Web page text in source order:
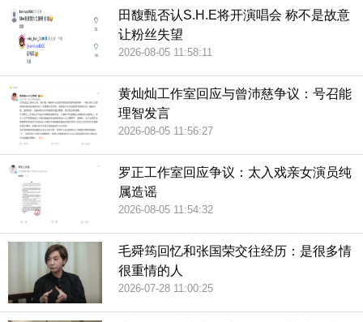
田馥甄否认S.H.E将开演唱会 称不是故意
让粉丝失望
2026-08-05 11:58:11
黄灿灿工作室回应与曾沛慈争议：号召能
理智发言
2026-08-05 11:56:27
罗正工作室回应争议：太入戏亲女演员纯
属造谣
2026-08-05 11:54:32
毛舜筠回忆和张国荣交往经历：是很多情
很重情的人
2026-07-28 11:00:25